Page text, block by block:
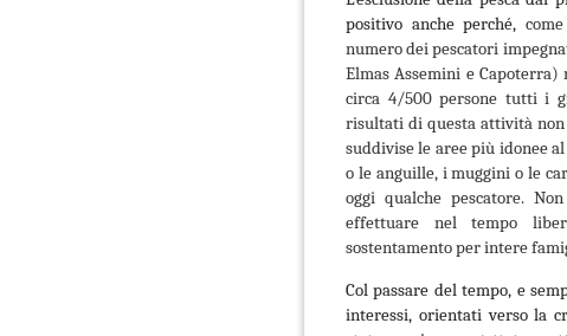
positivo anche perché,
numero dei pescatori
Elmas Assemini e
circa 4/500 persone tutti i
risultati di questa attività
suddivise le aree più idonee
o le anguille, i muggini o le
oggi qualche pescatore.
effettuare nel tempo
sostentamento per intere
Col passare del tempo, e
interessi, orientati verso la